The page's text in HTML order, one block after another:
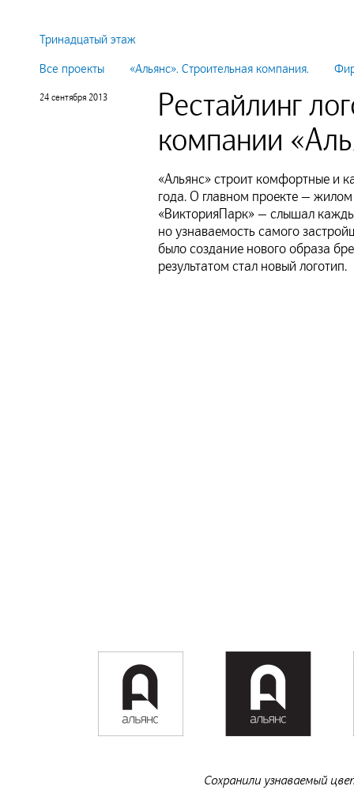
Тринадцатый этаж
Все проекты
«Альянс». Строительная компания.
24 сентября 2013
Рестайлинг
компании
«Альянс» строит комфортные и
года. О главном проекте —
«ВикторияПарк» — слышал
но узнаваемость самого
было создание нового образа
результатом стал новый логотип.
Сохранили узнаваемый